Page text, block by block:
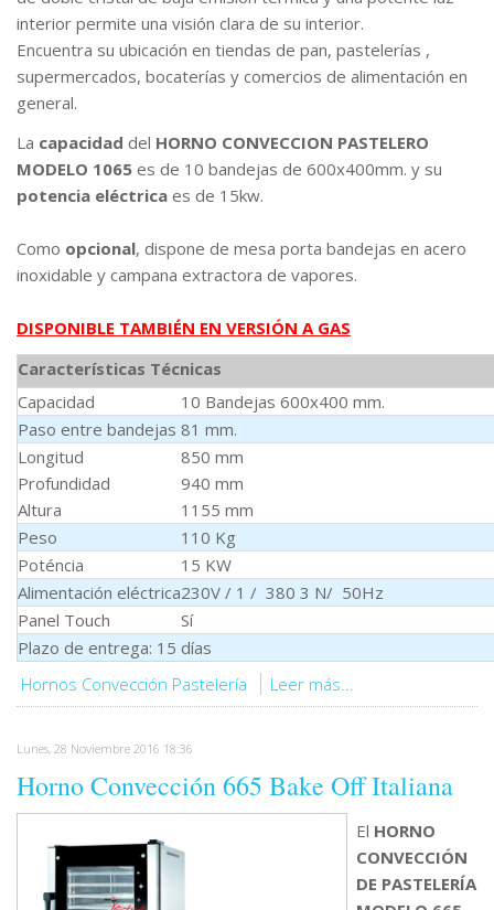
interior permite una visión clara de su interior.
Encuentra su ubicación en tiendas de pan, pastelerías ,
supermercados, bocaterías y comercios de alimentación en
general.
La capacidad del HORNO CONVECCION PASTELERO
MODELO 1065 es de 10 bandejas de 600x400mm. y su
potencia eléctrica es de 15kw.
Como opcional, dispone de mesa porta bandejas en acero
inoxidable y campana extractora de vapores.
DISPONIBLE TAMBIÉN EN VERSIÓN A GAS
Características Técnicas
Capacidad
10 Bandejas 600x400 mm.
Paso entre bandejas 81 mm.
Longitud
Profundidad
Altura
850 mm
940 mm
1155 mm
Peso
110 Kg
Poténcia
15 KW
Alimentación eléctrica230V / 1 / 380 3 N/ 50Hz
Panel Touch
Sí
Plazo de entrega: 15 días
Hornos Convección Pastelería
Leer más...
Lunes, 28 Noviembre 2016 18:36
Horno Convección 665 Bake Off Italiana
El HORNO
CONVECCIÓN
DE PASTELERÍA